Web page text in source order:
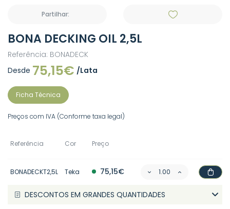
Partilhar:
BONA DECKING OIL 2,5L
Referência: BONADECK
Desde 75,15€ /Lata
Ficha Técnica
Preços com IVA (Conforme taxa legal)
Referência Cor Preço
BONADECKT2,5L Teka 75,15€
DESCONTOS EM GRANDES QUANTIDADES